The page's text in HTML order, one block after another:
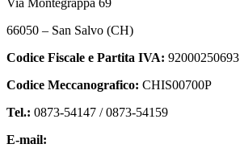
66050 – San Salvo (CH)
Codice Fiscale e Partita IVA: 92000250693
Codice Meccanografico: CHIS00700P
Tel.: 0873-54147 /0873-54159
E-mail: